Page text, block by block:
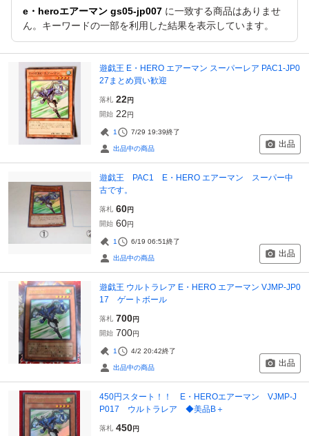
e・heroエアーマン gs05-jp007 に一致する商品はありませ
ん。キーワードの一部を利用した結果を表示しています。
遊戯王 E・HERO エアーマン スーパーレア PAC1-JP0
27まとめ買い歓迎
落札 22円
開始 22円
1 7/29 19:39終了
出品中の商品 出品
遊戯王 PAC1 E・HERO エアーマン スーパー中
古です。
落札 60円
開始 60円
1 6/19 06:51終了
出品中の商品 出品
遊戯王 ウルトラレア E・HERO エアーマン VJMP-JP0
17 ゲートボール
落札 700円
開始 700円
1 4/2 20:42終了
出品中の商品 出品
450円スタート！！ E・HEROエアーマン VJMP-J
P017 ウルトラレア ◆美品B＋
落札 450円